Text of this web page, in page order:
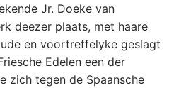
Jr. Doeke van
deezer plaats, met haare
en voortreffelyke geslagt
Edelen een der
zich tegen de Spaansche